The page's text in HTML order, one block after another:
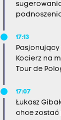
17:13
Pasjonujący
Kocierz na
Tour de
17:07
Łukasz
chce zostać